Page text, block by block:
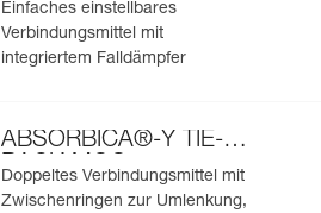
Einfaches einstellbares
Verbindungsmittel mit
integriertem Falldämpfer
ABSORBICA®-Y TIE-
BACK MGO
Doppeltes Verbindungsmittel mit
Zwischenringen zur Umlenkung,